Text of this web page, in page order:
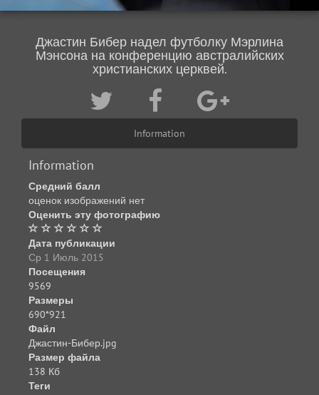
Джастин Бибер надел футболку Мэрлина
Мэнсона на конференцию австралийских
христианских церквей.
Information
Information
Средний балл
оценок изображений нет
Оценить эту фотографию
Дата публикации
Ср 1 Июль 2015
Посещения
9569
Размеры
690*921
Файл
Джастин-Бибер.jpg
Размер файла
138 Кб
Теги